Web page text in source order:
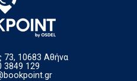
73, 10683 Αθήνα
3849 129